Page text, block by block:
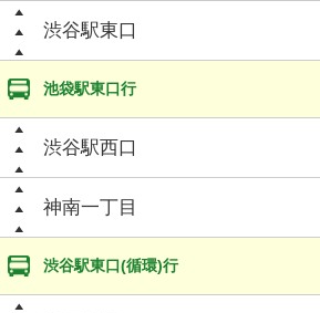
渋谷駅東口
池袋駅東口行
渋谷駅西口
神南一丁目
渋谷駅東口(循環)行